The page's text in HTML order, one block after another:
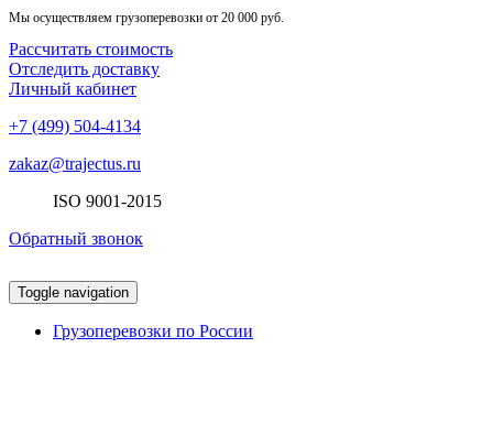
Мы осуществляем грузоперевозки от 20 000 руб.
Рассчитать стоимость
Отследить доставку
Личный кабинет
+7 (499) 504-4134
zakaz@trajectus.ru
ISO 9001-2015
Обратный звонок
Toggle navigation
Грузоперевозки по России